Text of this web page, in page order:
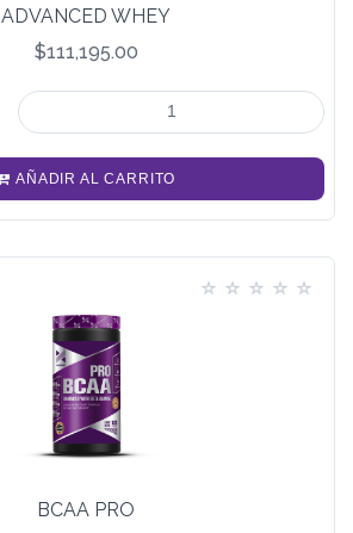
ADVANCED WHEY
$111,195.00
AÑADIR AL CARRITO
BCAA PRO